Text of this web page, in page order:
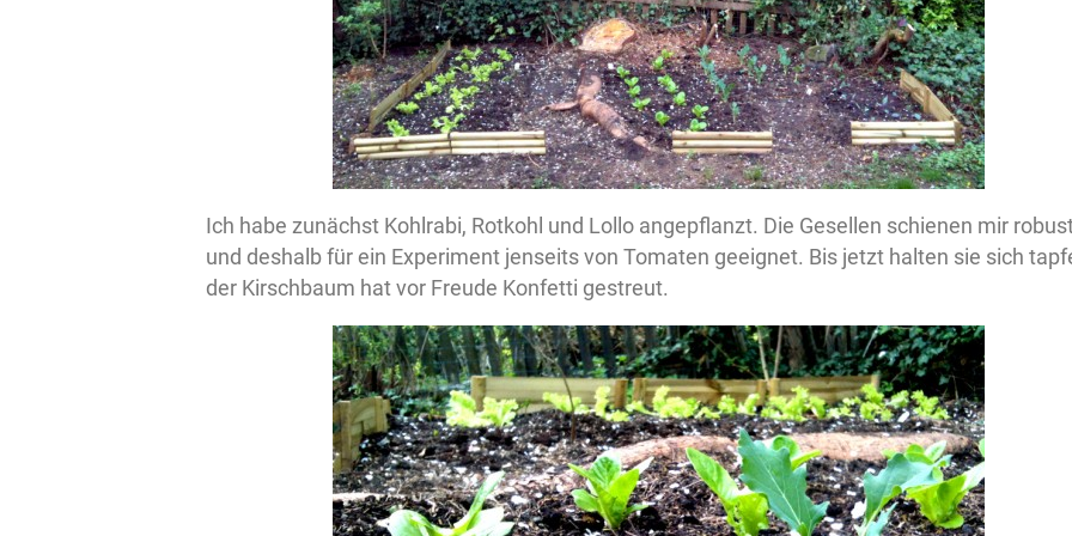
Ich habe zunächst Kohlrabi, Rotkohl und Lollo angepflanzt. Die Gesellen schienen mir
und deshalb für ein Experiment jenseits von Tomaten geeignet. Bis jetzt halten sie sich
der Kirschbaum hat vor Freude Konfetti gestreut.